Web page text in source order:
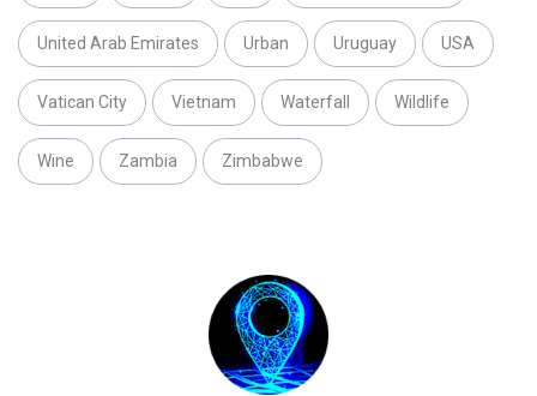
United Arab Emirates Urban Uruguay USA
Vatican City Vietnam Waterfall Wildlife
Wine Zambia Zimbabwe